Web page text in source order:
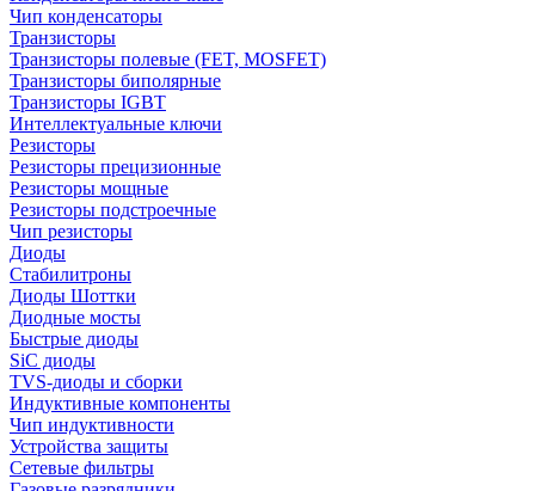
Чип конденсаторы
Транзисторы
Транзисторы полевые (FET, MOSFET)
Транзисторы биполярные
Транзисторы IGBT
Интеллектуальные ключи
Резисторы
Резисторы прецизионные
Резисторы мощные
Резисторы подстроечные
Чип резисторы
Диоды
Стабилитроны
Диоды Шоттки
Диодные мосты
Быстрые диоды
SiC диоды
TVS-диоды и сборки
Индуктивные компоненты
Чип индуктивности
Устройства защиты
Сетевые фильтры